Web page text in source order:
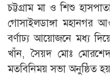
চট্টগ্রাম মা ও শিশু
গোসাইলডাঙ্গা মহানগর
বর্ণাঢ্য আয়োজনে মধ্য
খাঁন, সৈয়দ মোঃ
মতবিনিময় সভা অনুষ্ঠিত